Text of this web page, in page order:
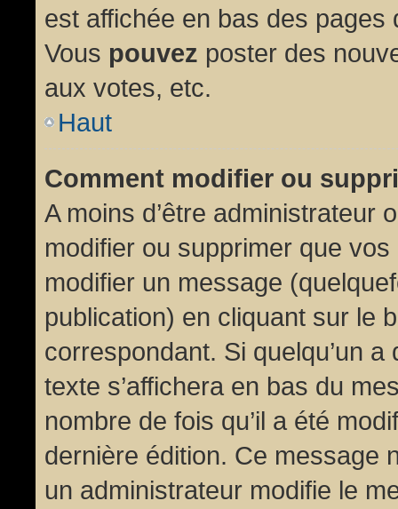
est affichée en bas des
Vous pouvez poster des
aux votes, etc.
Haut
Comment modifier ou
A moins d’être administrateur
modifier ou supprimer que
modifier un message
publication) en cliquant sur le
correspondant. Si quelqu’un
texte s’affichera en bas du
nombre de fois qu’il a été
dernière édition. Ce message
un administrateur modifie le